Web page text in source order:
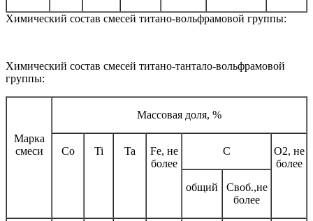
Химический состав смесей титано-вольфрамовой группы:
Химический состав смесей титано-тантало-вольфрамовой
группы:
Марка
смеси
Массовая доля, %
Со Ti Ta
Fe, не
более
С
О2, не
более
общий
Своб.,не
более